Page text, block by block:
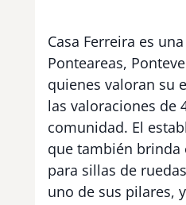
Casa Ferreira es
Ponteareas,
quienes valoran su
las valoraciones de
comunidad. El
que también brinda
para sillas de
uno de sus pilares,